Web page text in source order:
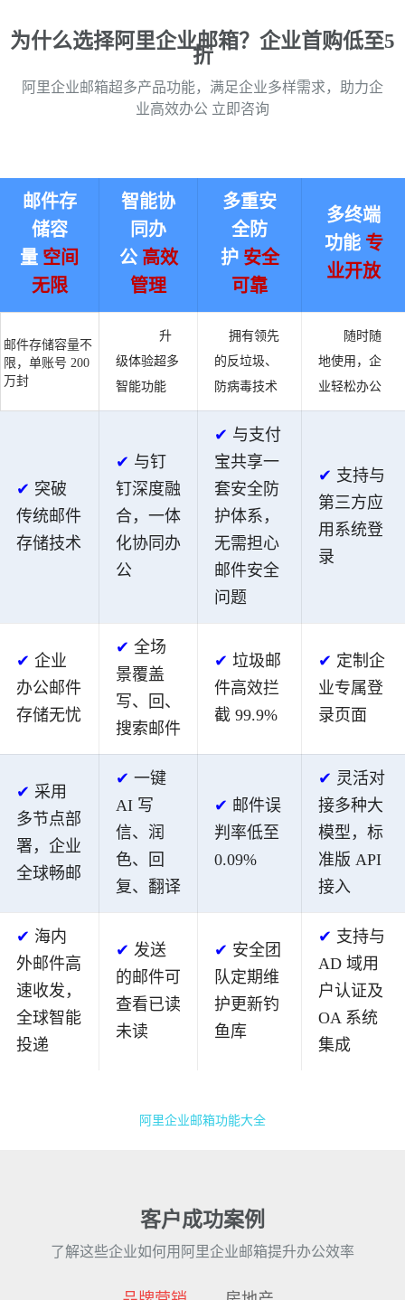
为什么选择阿里企业邮箱？企业首购低至5
折
阿里企业邮箱超多产品功能，满足企业多样需求，助力企
业高效办公 立即咨询
邮件存
储容
量 空间
无限
智能协
同办
公 高效
管理
多重安
全防
护 安全
可靠
多终端
功能 专
业开放
邮件存储容量不
限，单账号 200
万封
升
级体验超多
智能功能
拥有领先
的反垃圾、
防病毒技术
随时随
地使用，企
业轻松办公
✔ 突破
传统邮件
存储技术
✔ 与钉
钉深度融
合，一体
化协同办
公
✔ 与支付
宝共享一
套安全防
护体系，
无需担心
邮件安全
问题
✔ 支持与
第三方应
用系统登
录
✔ 企业
办公邮件
存储无忧
✔ 全场
景覆盖
写、回、
搜索邮件
✔ 垃圾邮
件高效拦
截 99.9%
✔ 定制企
业专属登
录页面
✔ 采用
多节点部
署，企业
全球畅邮
✔ 一键
AI 写
信、润
色、回
复、翻译
✔ 邮件误
判率低至
0.09%
✔ 灵活对
接多种大
模型，标
准版 API
接入
✔ 海内
外邮件高
速收发，
全球智能
投递
✔ 发送
的邮件可
查看已读
未读
✔ 安全团
队定期维
护更新钓
鱼库
✔ 支持与
AD 域用
户认证及
OA 系统
集成
阿里企业邮箱功能大全
客户成功案例
了解这些企业如何用阿里企业邮箱提升办公效率